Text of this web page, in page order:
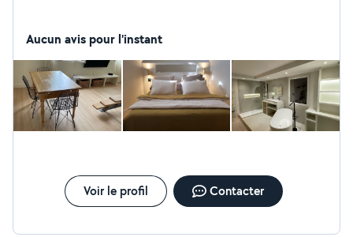
Aucun avis pour l'instant
Voir le profil Contacter